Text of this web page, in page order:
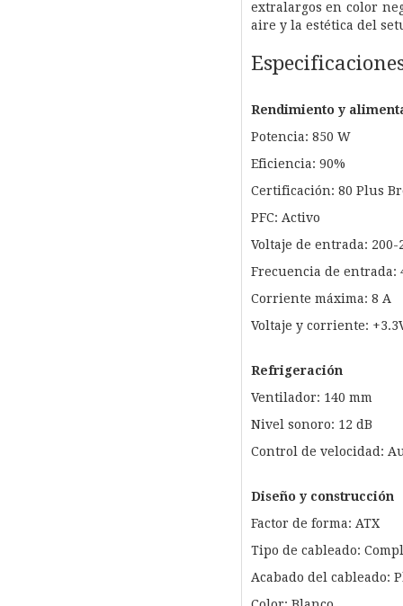
extralargos en color
aire y la estética del
Rendimiento y
Potencia: 850 W
Eficiencia: 90%
Certificación: 80 Plus
PFC: Activo
Voltaje de entrada: 200-
Frecuencia de entrada:
Corriente máxima: 8 A
Voltaje y corriente:
Refrigeración
Ventilador: 140 mm
Nivel sonoro: 12 dB
Control de velocidad:
Diseño y construcción
Factor de forma: ATX
Tipo de cableado:
Acabado del cableado: